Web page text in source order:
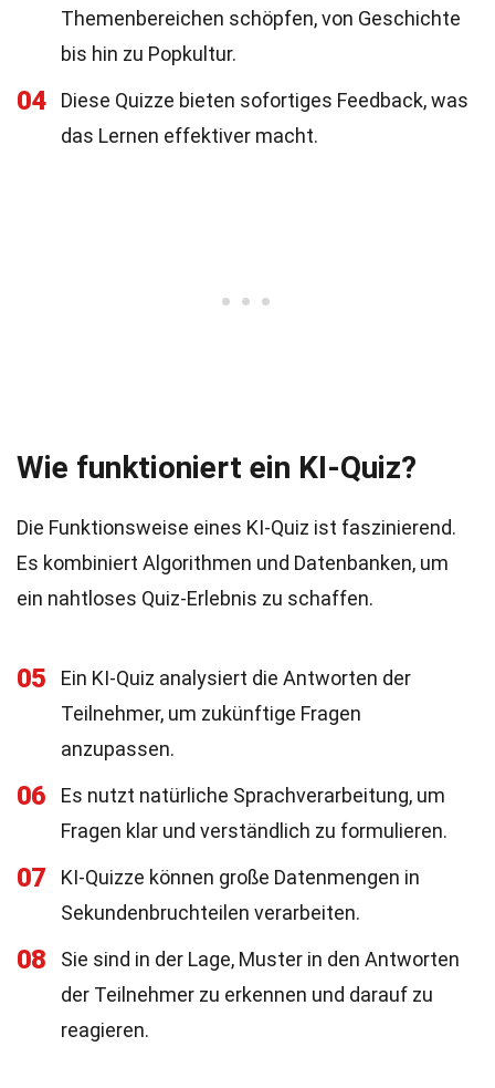
Themenbereichen schöpfen, von Geschichte
bis hin zu Popkultur.
04
Diese Quizze bieten sofortiges Feedback, was
das Lernen effektiver macht.
Wie funktioniert ein KI-Quiz?
Die Funktionsweise eines KI-Quiz ist faszinierend.
Es kombiniert Algorithmen und Datenbanken, um
ein nahtloses Quiz-Erlebnis zu schaffen.
05
Ein KI-Quiz analysiert die Antworten der
Teilnehmer, um zukünftige Fragen
anzupassen.
06
Es nutzt natürliche Sprachverarbeitung, um
Fragen klar und verständlich zu formulieren.
07
KI-Quizze können große Datenmengen in
Sekundenbruchteilen verarbeiten.
08
Sie sind in der Lage, Muster in den Antworten
der Teilnehmer zu erkennen und darauf zu
reagieren.